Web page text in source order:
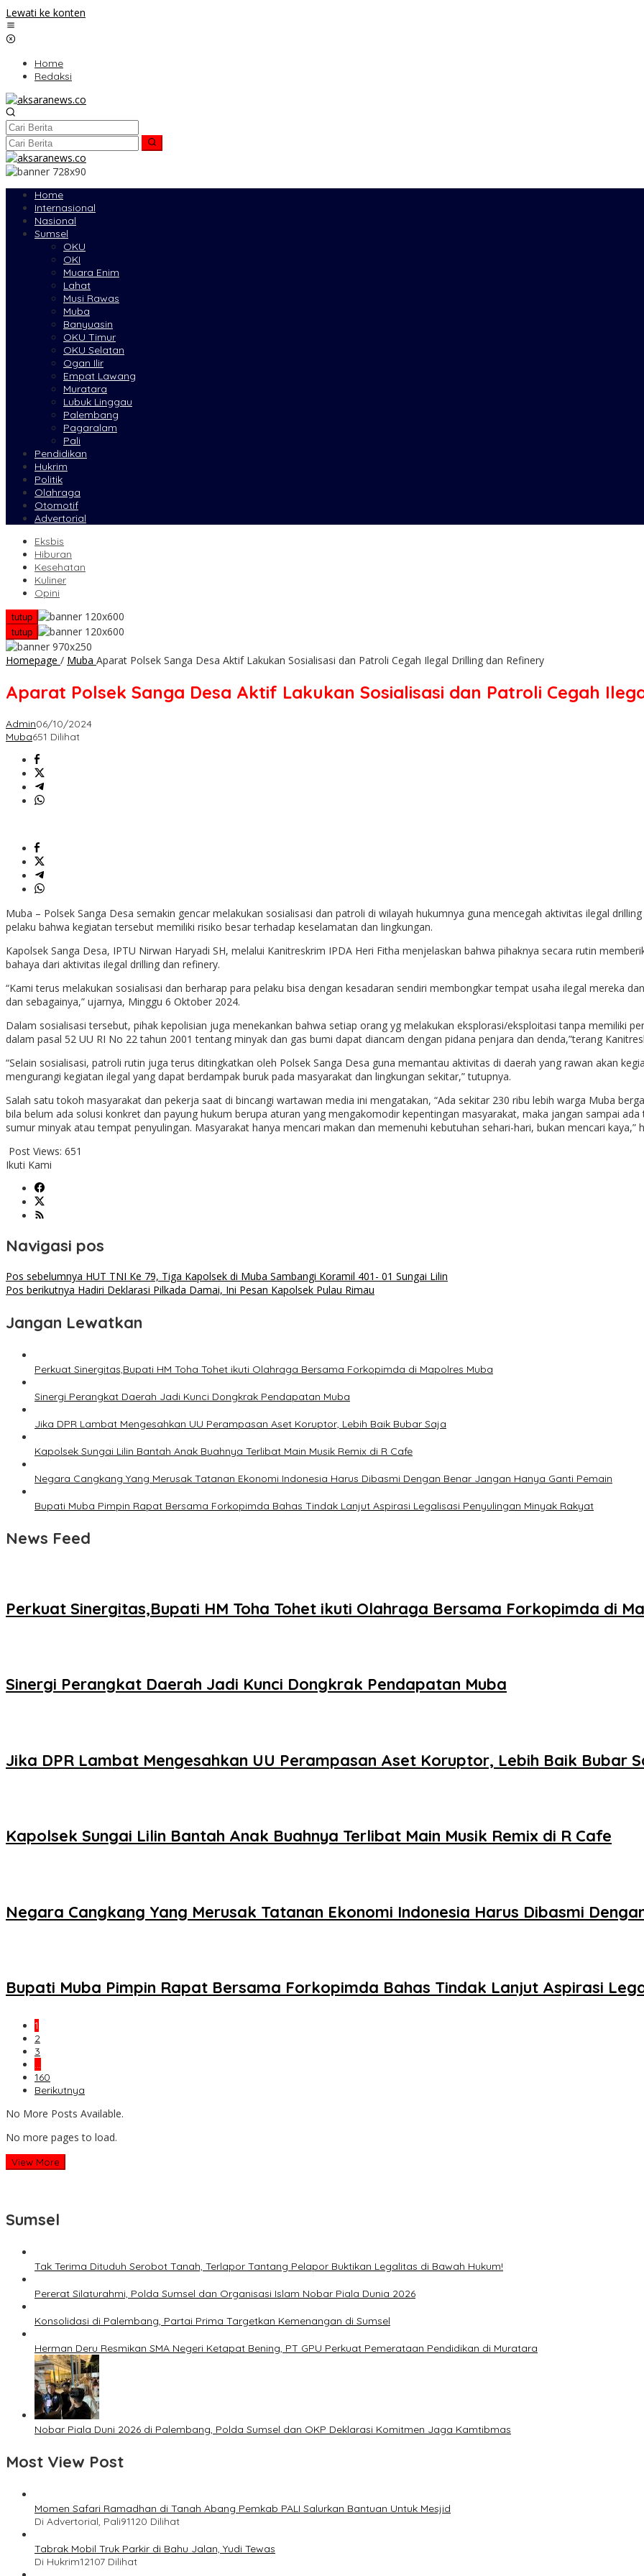
Lewati ke konten
Home
Redaksi
Home
Internasional
Nasional
Sumsel
OKU
OKI
Muara Enim
Lahat
Musi Rawas
Muba
Banyuasin
OKU Timur
OKU Selatan
Ogan Ilir
Empat Lawang
Muratara
Lubuk Linggau
Palembang
Pagaralam
Pali
Pendidikan
Hukrim
Politik
Olahraga
Otomotif
Advertorial
Eksbis
Hiburan
Kesehatan
Kuliner
Opini
tutup
tutup
Homepage / Muba Aparat Polsek Sanga Desa Aktif Lakukan Sosialisasi dan Patroli Cegah Ilegal Drilling dan Refinery
Aparat Polsek Sanga Desa Aktif Lakukan Sosialisasi dan Patroli Cegah
Admin06/10/2024
Muba651 Dilihat
Muba – Polsek Sanga Desa semakin gencar melakukan sosialisasi dan patroli di wilayah hukumnya guna mencegah aktivitas ilegal
pelaku bahwa kegiatan tersebut memiliki risiko besar terhadap keselamatan dan lingkungan.
Kapolsek Sanga Desa, IPTU Nirwan Haryadi SH, melalui Kanitreskrim IPDA Heri Fitha menjelaskan bahwa pihaknya secara rutin
bahaya dari aktivitas ilegal drilling dan refinery.
“Kami terus melakukan sosialisasi dan berharap para pelaku bisa dengan kesadaran sendiri membongkar tempat usaha ilegal mereka
dan sebagainya,” ujarnya, Minggu 6 Oktober 2024.
Dalam sosialisasi tersebut, pihak kepolisian juga menekankan bahwa setiap orang yg melakukan eksplorasi/eksploitasi tanpa memiliki
dalam pasal 52 UU RI No 22 tahun 2001 tentang minyak dan gas bumi dapat diancam dengan pidana penjara dan denda,”terang
“Selain sosialisasi, patroli rutin juga terus ditingkatkan oleh Polsek Sanga Desa guna memantau aktivitas di daerah yang rawan akan
mengurangi kegiatan ilegal yang dapat berdampak buruk pada masyarakat dan lingkungan sekitar,” tutupnya.
Salah satu tokoh masyarakat dan pekerja saat di bincangi wartawan media ini mengatakan, “Ada sekitar 230 ribu lebih warga Muba
bila belum ada solusi konkret dan payung hukum berupa aturan yang mengakomodir kepentingan masyarakat, maka jangan sampai
sumur minyak atau tempat penyulingan. Masyarakat hanya mencari makan dan memenuhi kebutuhan sehari-hari, bukan mencari kaya,”
Post Views: 651
Ikuti Kami
Navigasi pos
Pos sebelumnya HUT TNI Ke 79, Tiga Kapolsek di Muba Sambangi Koramil 401- 01 Sungai Lilin
Pos berikutnya Hadiri Deklarasi Pilkada Damai, Ini Pesan Kapolsek Pulau Rimau
Jangan Lewatkan
Perkuat Sinergitas,Bupati HM Toha Tohet ikuti Olahraga Bersama Forkopimda di Mapolres Muba
Sinergi Perangkat Daerah Jadi Kunci Dongkrak Pendapatan Muba
Jika DPR Lambat Mengesahkan UU Perampasan Aset Koruptor, Lebih Baik Bubar Saja
Kapolsek Sungai Lilin Bantah Anak Buahnya Terlibat Main Musik Remix di R Cafe
Negara Cangkang Yang Merusak Tatanan Ekonomi Indonesia Harus Dibasmi Dengan Benar Jangan Hanya Ganti Pemain
Bupati Muba Pimpin Rapat Bersama Forkopimda Bahas Tindak Lanjut Aspirasi Legalisasi Penyulingan Minyak Rakyat
News Feed
Perkuat Sinergitas,Bupati HM Toha Tohet ikuti Olahraga Bersama Forkopimda di
Sinergi Perangkat Daerah Jadi Kunci Dongkrak Pendapatan Muba
Jika DPR Lambat Mengesahkan UU Perampasan Aset Koruptor, Lebih Baik Bubar
Kapolsek Sungai Lilin Bantah Anak Buahnya Terlibat Main Musik Remix di R Cafe
Negara Cangkang Yang Merusak Tatanan Ekonomi Indonesia Harus Dibasmi
Bupati Muba Pimpin Rapat Bersama Forkopimda Bahas Tindak Lanjut Aspirasi
1
2
3
…
160
Berikutnya
No More Posts Available.
No more pages to load.
View More
Sumsel
Tak Terima Dituduh Serobot Tanah, Terlapor Tantang Pelapor Buktikan Legalitas di Bawah Hukum!
Pererat Silaturahmi, Polda Sumsel dan Organisasi Islam Nobar Piala Dunia 2026
Konsolidasi di Palembang, Partai Prima Targetkan Kemenangan di Sumsel
Herman Deru Resmikan SMA Negeri Ketapat Bening, PT GPU Perkuat Pemerataan Pendidikan di Muratara
Nobar Piala Duni 2026 di Palembang, Polda Sumsel dan OKP Deklarasi Komitmen Jaga Kamtibmas
Most View Post
Momen Safari Ramadhan di Tanah Abang Pemkab PALI Salurkan Bantuan Untuk Mesjid
Di Advertorial, Pali91120 Dilihat
Tabrak Mobil Truk Parkir di Bahu Jalan, Yudi Tewas
Di Hukrim12107 Dilihat